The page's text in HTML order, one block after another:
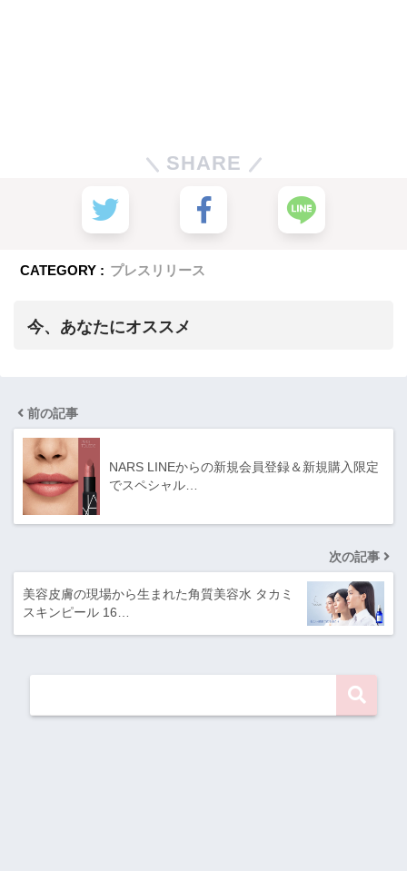
SHARE
CATEGORY : プレスリリース
今、あなたにオススメ
前の記事
NARS LINEからの新規会員登録＆新規購入限定
でスペシャル…
次の記事
美容皮膚の現場から生まれた角質美容水 タカミ
スキンピール 16…